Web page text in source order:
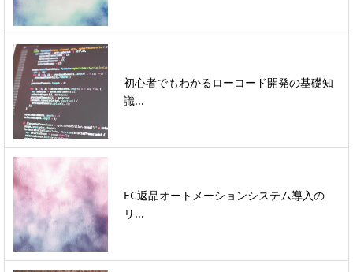
初心者でもわかるローコード開発の基礎知
識...
EC返品オートメーションシステム導入の
リ...